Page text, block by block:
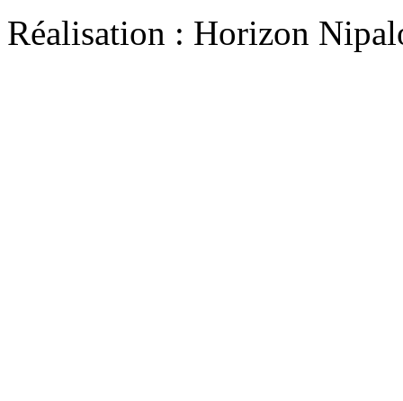
Réalisation : Horizon